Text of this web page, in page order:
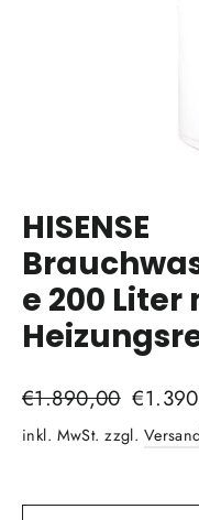
HISENSE
e 200 Liter
Normaler
Preis
€1.890,00
inkl. MwSt. zzgl.